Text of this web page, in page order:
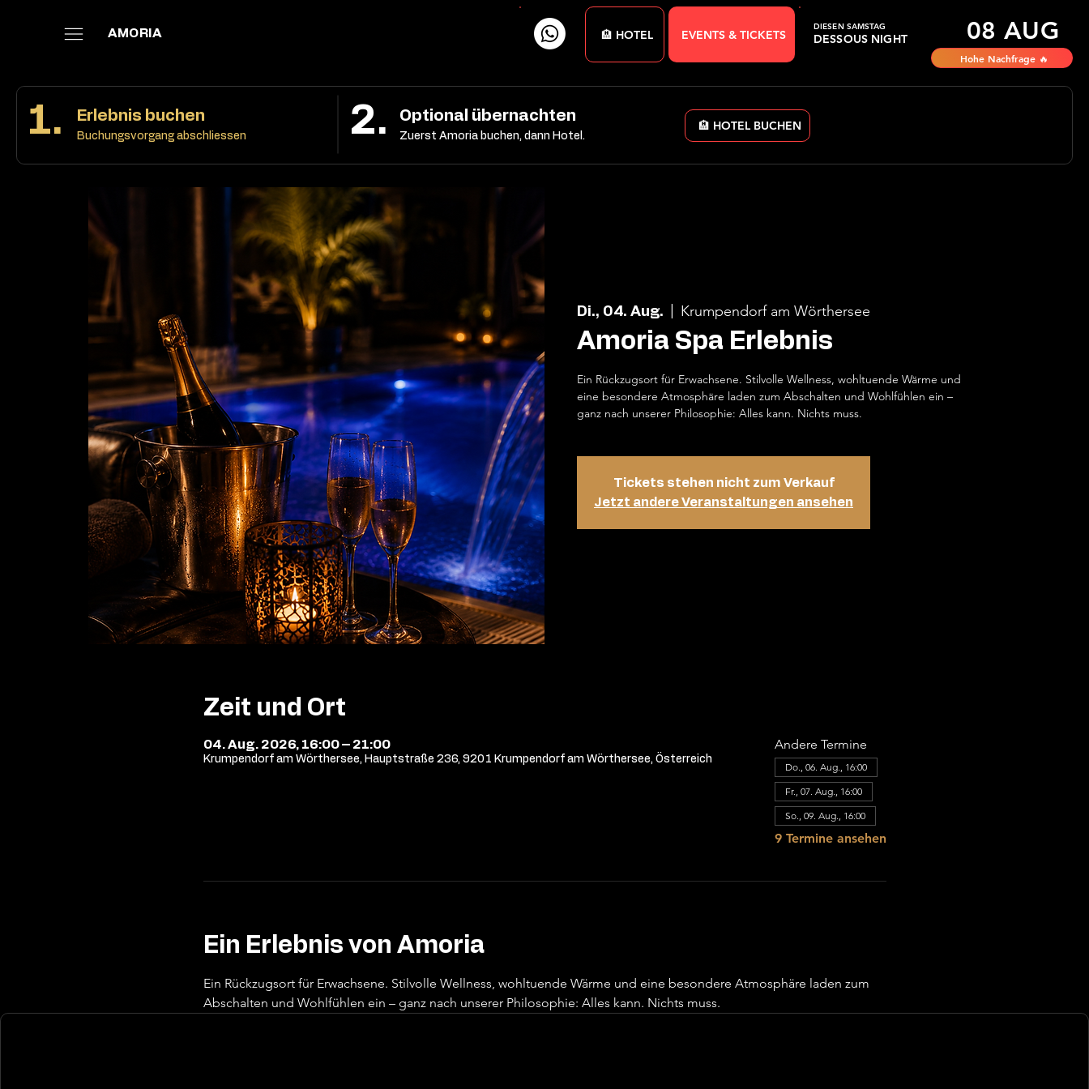
🏨 HOTEL EVENTS & TICKETS DESSOUS NIGHT 08 AUG
DIESEN SAMSTAG
Hohe Nachfrage 🔥
AMORIA
1. Erlebnis buchen
Buchungsvorgang abschliessen 2. Optional übernachten
Zuerst Amoria buchen, dann Hotel.
🏨 HOTEL BUCHEN
Di., 04. Aug. Krumpendorf am Wörthersee
Amoria Spa Erlebnis
Ein Rückzugsort für Erwachsene. Stilvolle Wellness, wohltuende Wärme und
eine besondere Atmosphäre laden zum Abschalten und Wohlfühlen ein –
ganz nach unserer Philosophie: Alles kann. Nichts muss.
Tickets stehen nicht zum Verkauf
Jetzt andere Veranstaltungen ansehen
Zeit und Ort
04. Aug. 2026, 16:00 – 21:00
Krumpendorf am Wörthersee, Hauptstraße 236, 9201 Krumpendorf am Wörthersee, Österreich
Andere Termine
Do., 06. Aug., 16:00
Fr., 07. Aug., 16:00
So., 09. Aug., 16:00
9 Termine ansehen
Ein Erlebnis von Amoria
Ein Rückzugsort für Erwachsene. Stilvolle Wellness, wohltuende Wärme und eine besondere Atmosphäre laden zum
Abschalten und Wohlfühlen ein – ganz nach unserer Philosophie: Alles kann. Nichts muss.